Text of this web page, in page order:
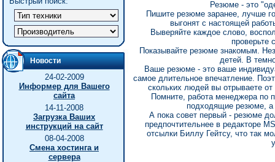
Новости
24-02-2009
Информер для Вашего
сайта
14-11-2008
Загрузка Ваших
инструкций на сайт
08-04-2008
Смена хостинга и
сервера
Резюме - это
Пишите резюме заранее, лучше
выгонят с настоящей
Выверяйте каждое слово,
проверьте
Показывайте резюме знакомым.
детей. В
Ваше резюме - это ваше
самое длительное впечатление.
скольких людей вы отрываете
Помните, работа менеджера по
подходящие резюме, а
А пока совет первый - резюме
предпочтительнее в редакторе
отсылки Биллу Гейтсу, что так